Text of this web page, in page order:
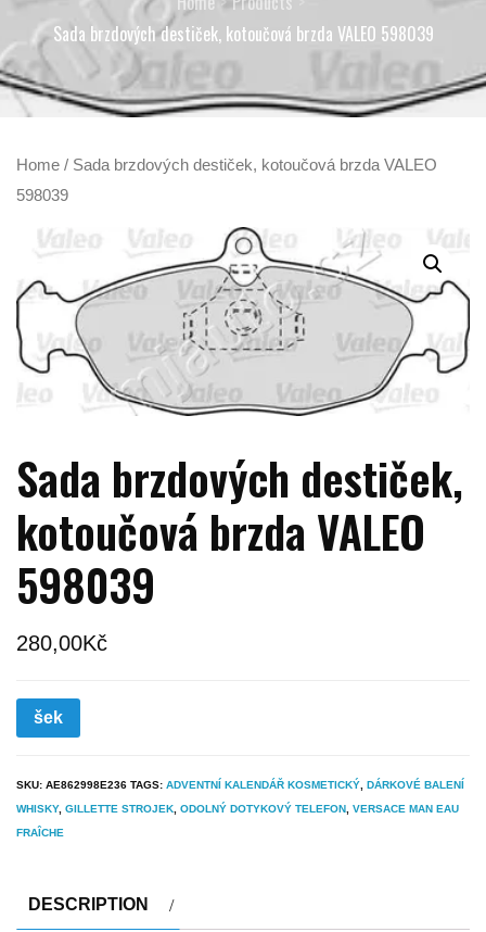
Sada brzdových destiček, kotoučová brzda VALEO 598039
Home / Sada brzdových destiček, kotoučová brzda VALEO
598039
Sada brzdových destiček,
kotoučová brzda VALEO
598039
280,00Kč
šek
SKU: AE862998E236 TAGS: ADVENTNÍ KALENDÁŘ KOSMETICKÝ DÁRKOVÉ BALENÍ
WHISKY, GILLETTE STROJEK ODOLNÝ DOTYKOVÝ TELEFON VERSACE MAN EAU
FRAÎCHE
DESCRIPTION